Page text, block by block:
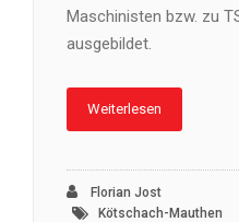
Maschinisten bzw. zu
ausgebildet.
Weiterlesen
Florian Jost
Kötschach-Mauthen